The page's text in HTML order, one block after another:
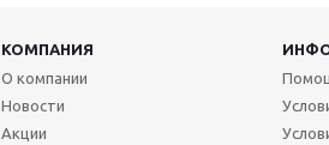
КОМПАНИЯ
О компании
Новости
Акции